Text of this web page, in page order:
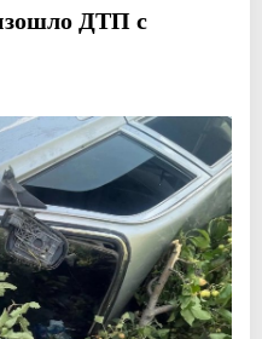
ДТП с